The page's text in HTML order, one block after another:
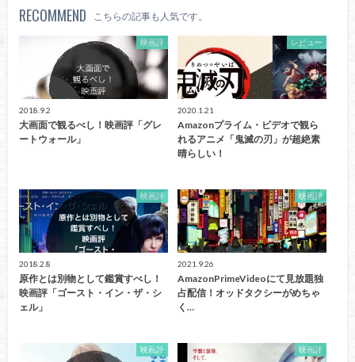
RECOMMEND こちらの記事も人気です。
映画評
2018.9.2
大画面で観るべし！映画評「グレ
ートウォール」
レビュー
2020.1.21
Amazonプライム・ビデオで観ら
れるアニメ「鬼滅の刃」が超絶素
晴らしい！
映画評
2018.2.8
原作とは別物として鑑賞すべし！
映画評「ゴースト・イン・ザ・シ
ェル」
映画評
2021.9.26
AmazonPrimeVideoにて見放題独
占配信！オッドタクシーがめちゃ
く…
映画評 映画評